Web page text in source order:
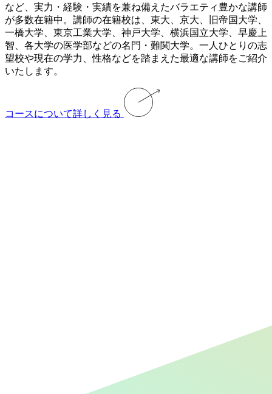
など、実力・経験・実績を兼ね備えたバラエティ豊かな講師
が多数在籍中。講師の在籍校は、東大、京大、旧帝国大学、
一橋大学、東京工業大学、神戸大学、横浜国立大学、早慶上
智、各大学の医学部などの名門・難関大学。一人ひとりの志
望校や現在の学力、性格などを踏まえた最適な講師をご紹介
いたします。
コースについて詳しく見る